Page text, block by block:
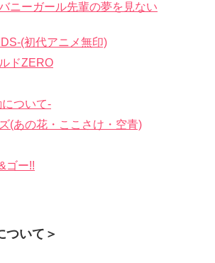
ニーガール先輩の夢を見ない
(初代アニメ無印)
ドZERO
ついて-
(あの花・ここさけ・空青)
ゴー!!
ついて＞